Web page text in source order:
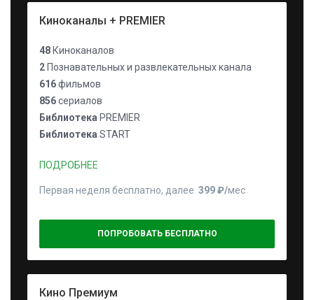
Киноканалы + PREMIER
48 Киноканалов
2 Познавательных и развлекательных канала
616фильмов
856сериалов
Библиотека PREMIER
Библиотека START
ПОДРОБНЕЕ
Первая неделя бесплатно, далее 399 ₽⁠/⁠мес
ПОПРОБОВАТЬ БЕСПЛАТНО
Кино Премиум